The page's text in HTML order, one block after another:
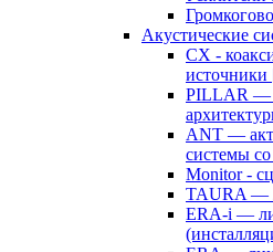
Акустические
CX -
источники
PILLAR —
ANT —
системы
Monitor -
TAURA —
ERA-i —